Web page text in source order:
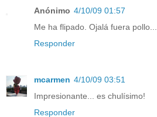
Anónimo 4/10/09 01:57
Me ha flipado. Ojalá fuera pollo...
Responder
mcarmen 4/10/09 03:51
Impresionante... es chulísimo!
Responder